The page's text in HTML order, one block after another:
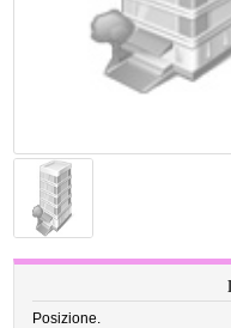
Posizione.